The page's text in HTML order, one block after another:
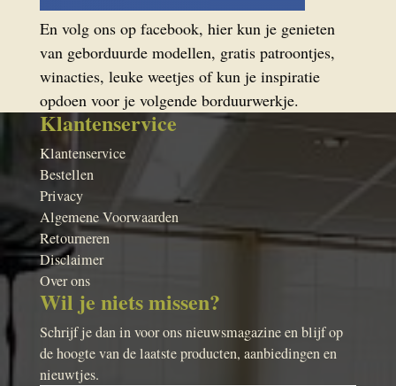
En volg ons op facebook, hier kun je genieten
van geborduurde modellen, gratis patroontjes,
winacties, leuke weetjes of kun je inspiratie
opdoen voor je volgende borduurwerkje.
Klantenservice
Klantenservice
Bestellen
Privacy
Algemene Voorwaarden
Retourneren
Disclaimer
Over ons
Wil je niets missen?
Schrijf je dan in voor ons nieuwsmagazine en blijf op
de hoogte van de laatste producten, aanbiedingen en
nieuwtjes.